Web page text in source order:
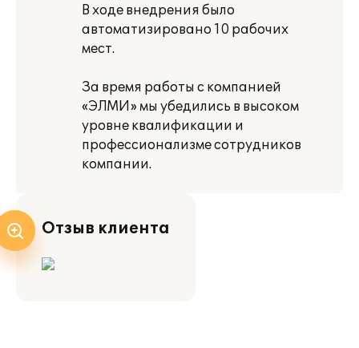
В ходе внедрения было
автоматизировано 10 рабочих
мест.
За время работы с компанией
«ЭЛМИ» мы убедились в высоком
уровне квалификации и
профессионализме сотрудников
компании.
Отзыв клиента